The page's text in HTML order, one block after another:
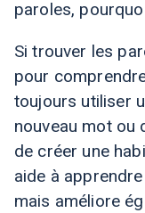
paroles,
Si trouver les
pour
toujours utiliser
nouveau mot ou
de créer une
aide à
mais améliore